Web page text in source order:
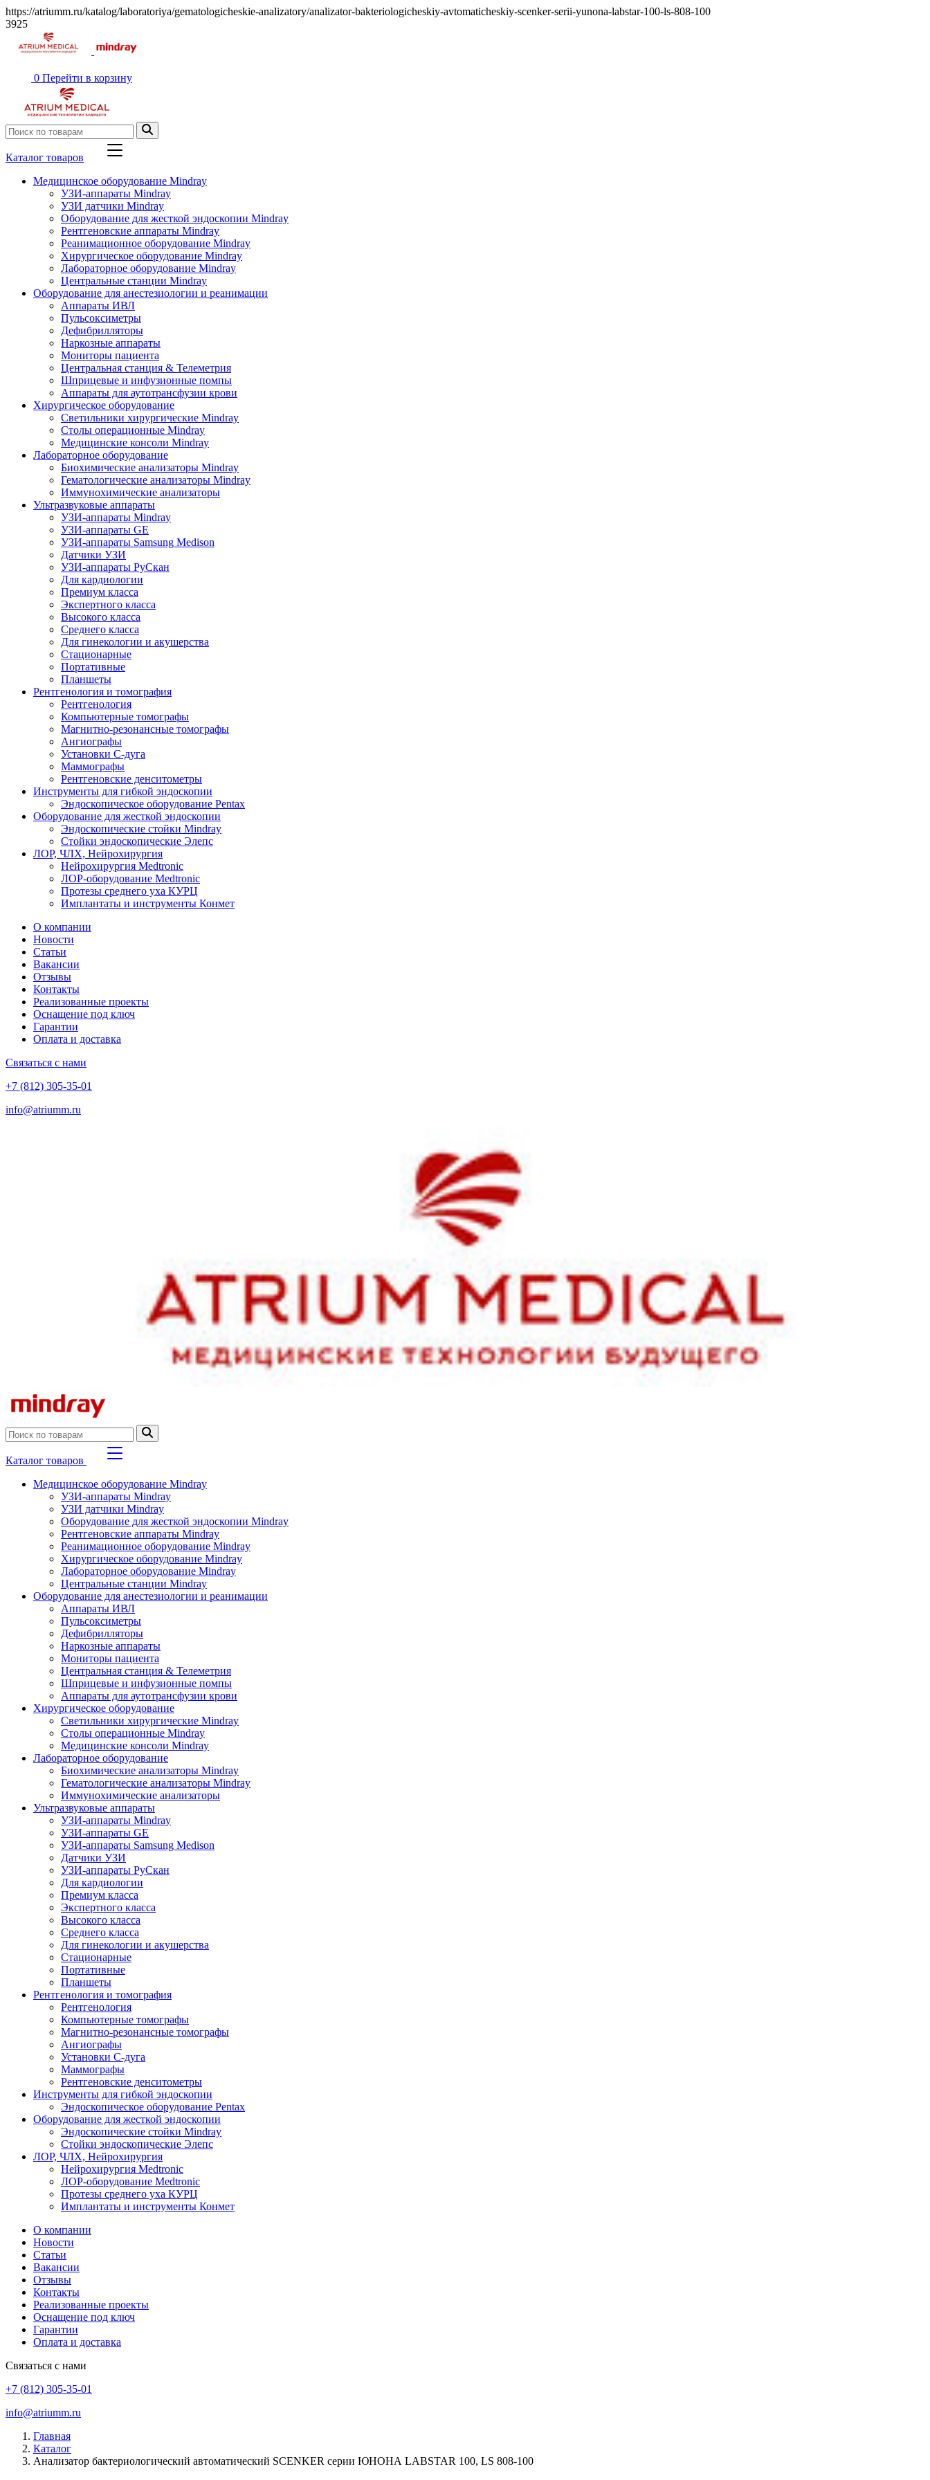
https://atriumm.ru/katalog/laboratoriya/gematologicheskie-analizatory/analizator-bakteriologicheskiy-avtomaticheskiy-scenker-serii-yunona-labstar-100-ls-808-100
3925
0 Перейти в корзину
Каталог товаров
Медицинское оборудование Mindray
УЗИ-аппараты Mindray
УЗИ датчики Mindray
Оборудование для жесткой эндоскопии Mindray
Рентгеновские аппараты Mindray
Реанимационное оборудование Mindray
Хирургическое оборудование Mindray
Лабораторное оборудование Mindray
Центральные станции Mindray
Оборудование для анестезиологии и реанимации
Аппараты ИВЛ
Пульсоксиметры
Дефибрилляторы
Наркозные аппараты
Мониторы пациента
Центральная станция & Телеметрия
Шприцевые и инфузионные помпы
Аппараты для аутотрансфузии крови
Хирургическое оборудование
Светильники хирургические Mindray
Столы операционные Mindray
Медицинские консоли Mindray
Лабораторное оборудование
Биохимические анализаторы Mindray
Гематологические анализаторы Mindray
Иммунохимические анализаторы
Ультразвуковые аппараты
УЗИ-аппараты Mindray
УЗИ-аппараты GE
УЗИ-аппараты Samsung Medison
Датчики УЗИ
УЗИ-аппараты РуСкан
Для кардиологии
Премиум класса
Экспертного класса
Высокого класса
Среднего класса
Для гинекологии и акушерства
Стационарные
Портативные
Планшеты
Рентгенология и томография
Рентгенология
Компьютерные томографы
Магнитно-резонансные томографы
Ангиографы
Установки С-дуга
Маммографы
Рентгеновские денситометры
Инструменты для гибкой эндоскопии
Эндоскопическое оборудование Pentax
Оборудование для жесткой эндоскопии
Эндоскопические стойки Mindray
Стойки эндоскопические Элепс
ЛОР, ЧЛХ, Нейрохирургия
Нейрохирургия Medtronic
ЛОР-оборудование Medtronic
Протезы среднего уха КУРЦ
Имплантаты и инструменты Конмет
О компании
Новости
Статьи
Вакансии
Отзывы
Контакты
Реализованные проекты
Оснащение под ключ
Гарантии
Оплата и доставка
Связаться с нами
+7 (812) 305-35-01
info@atriumm.ru
Каталог товаров
Медицинское оборудование Mindray
УЗИ-аппараты Mindray
УЗИ датчики Mindray
Оборудование для жесткой эндоскопии Mindray
Рентгеновские аппараты Mindray
Реанимационное оборудование Mindray
Хирургическое оборудование Mindray
Лабораторное оборудование Mindray
Центральные станции Mindray
Оборудование для анестезиологии и реанимации
Аппараты ИВЛ
Пульсоксиметры
Дефибрилляторы
Наркозные аппараты
Мониторы пациента
Центральная станция & Телеметрия
Шприцевые и инфузионные помпы
Аппараты для аутотрансфузии крови
Хирургическое оборудование
Светильники хирургические Mindray
Столы операционные Mindray
Медицинские консоли Mindray
Лабораторное оборудование
Биохимические анализаторы Mindray
Гематологические анализаторы Mindray
Иммунохимические анализаторы
Ультразвуковые аппараты
УЗИ-аппараты Mindray
УЗИ-аппараты GE
УЗИ-аппараты Samsung Medison
Датчики УЗИ
УЗИ-аппараты РуСкан
Для кардиологии
Премиум класса
Экспертного класса
Высокого класса
Среднего класса
Для гинекологии и акушерства
Стационарные
Портативные
Планшеты
Рентгенология и томография
Рентгенология
Компьютерные томографы
Магнитно-резонансные томографы
Ангиографы
Установки С-дуга
Маммографы
Рентгеновские денситометры
Инструменты для гибкой эндоскопии
Эндоскопическое оборудование Pentax
Оборудование для жесткой эндоскопии
Эндоскопические стойки Mindray
Стойки эндоскопические Элепс
ЛОР, ЧЛХ, Нейрохирургия
Нейрохирургия Medtronic
ЛОР-оборудование Medtronic
Протезы среднего уха КУРЦ
Имплантаты и инструменты Конмет
О компании
Новости
Статьи
Вакансии
Отзывы
Контакты
Реализованные проекты
Оснащение под ключ
Гарантии
Оплата и доставка
Связаться с нами
+7 (812) 305-35-01
info@atriumm.ru
Главная
Каталог
Анализатор бактериологический автоматический SCENKER серии ЮНОНА LABSTAR 100, LS 808-100